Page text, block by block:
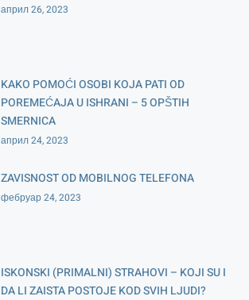
април 26, 2023
KAKO POMOĆI OSOBI KOJA PATI OD
POREMEĆAJA U ISHRANI – 5 OPŠTIH
SMERNICA
април 24, 2023
ZAVISNOST OD MOBILNOG TELEFONA
фебруар 24, 2023
ISKONSKI (PRIMALNI) STRAHOVI – KOJI SU I
DA LI ZAISTA POSTOJE KOD SVIH LJUDI?